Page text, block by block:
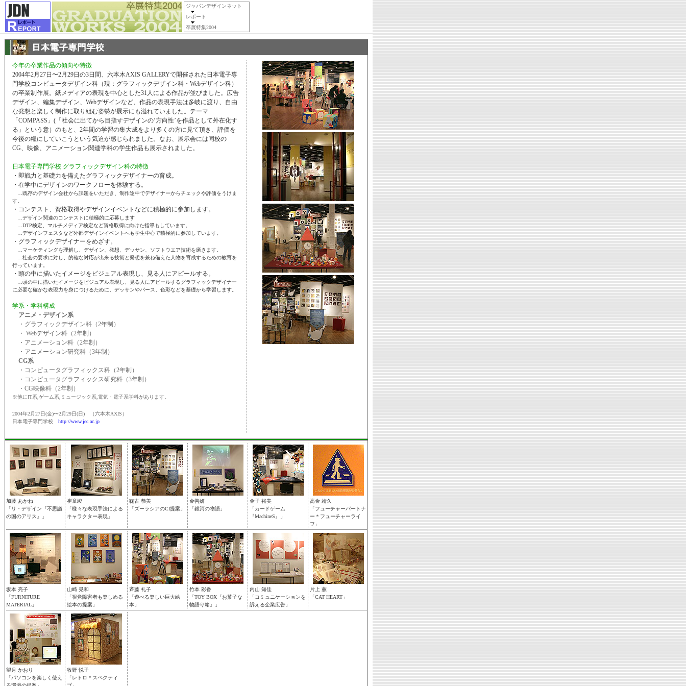
ジャパンデザインネット
レポート
卒展特集2004
今年の卒業作品の傾向や特徴
2004年2月27日〜2月29日の3日間、六本木AXIS GALLERYで開催された日本電子専
門学校コンピュータデザイン科（現：グラフィックデザイン科・Webデザイン科）
の卒業制作展。紙メディアの表現を中心とした31人による作品が並びました。広告
デザイン、編集デザイン、Webデザインなど、作品の表現手法は多岐に渡り、自由
な発想と楽しく制作に取り組む姿勢が展示にも溢れていました。テーマ
「COMPASS」(「社会に出てから目指すデザインの‘方向性’を作品として外在化す
る」という意）のもと、2年間の学習の集大成をより多くの方に見て頂き、評価を
今後の糧にしていこうという気迫が感じられました。なお、展示会には同校の
CG、映像、アニメーション関連学科の学生作品も展示されました。
日本電子専門学校 グラフィックデザイン科の特徴
・即戦力と基礎力を備えたグラフィックデザイナーの育成。
・在学中にデザインのワークフローを体験する。
…既存のデザイン会社から課題をいただき、制作途中でデザイナーからチェックや評価をうけま
す。
・コンテスト、資格取得やデザインイベントなどに積極的に参加します。
…デザイン関連のコンテストに積極的に応募します
…DTP検定、マルチメディア検定など資格取得に向けた指導もしています。
…デザインフェスタなど外部デザインイベントへも学生中心で積極的に参加しています。
・グラフィックデザイナーをめざす。
…マーケティングを理解し、デザイン、発想、デッサン、ソフトウエア技術を磨きます。
…社会の要求に対し、的確な対応が出来る技術と発想を兼ね備えた人物を育成するための教育を
行っています。
・頭の中に描いたイメージをビジュアル表現し、見る人にアピールする。
…頭の中に描いたイメージをビジュアル表現し、見る人にアピールするグラフィックデザイナー
に必要な確かな表現力を身につけるために、デッサンやパース、色彩などを基礎から学習します。
学系・学科構成
アニメ・デザイン系
・グラフィックデザイン科（2年制）
・ Webデザイン科（2年制）
・アニメーション科（2年制）
・アニメーション研究科（3年制）
CG系
・コンピュータグラフィックス科（2年制）
・コンピュータグラフィックス研究科（3年制）
・CG映像科（2年制）
※他にIT系,ゲーム系,ミュージック系,電気・電子系学科があります。
2004年2月27日(金)〜2月29日(日) （六本木AXIS）
日本電子専門学校 http://www.jec.ac.jp
加藤 あかね
「リ・デザイン『不思議
の国のアリス』」
崔童竣
「様々な表現手法による
キャラクター表現」
鞠古 恭美
「ズーラシアのCI提案」
金善妍
「銀河の物語」
金子 裕美
「カードゲーム
『MachineS』」
高金 靖久
「フューチャーパートナ
ー＊フューチャーライ
フ」
坂本 亮子
「FURNITURE
MATERIAL」
山崎 晃和
「視覚障害者も楽しめる
絵本の提案」
斉藤 礼子
「遊べる楽しい巨大絵
本」
竹本 彩香
「TOY BOX『お菓子な
物語り箱』」
内山 知佳
「コミュニケーションを
訴える企業広告」
片上 薫
「CAT HEART」
望月 かおり
「パソコンを楽しく使え
牧野 悦子
「レトロ＊スペクティ